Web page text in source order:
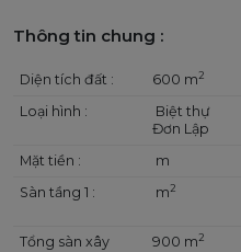
Thông tin chung :
Diện tích đất : 600 m2
Loại hình :
Biệt thự
Đơn Lập
Mặt tiền : m
Sàn tầng 1 :
m2
Tổng sàn xây
900 m2